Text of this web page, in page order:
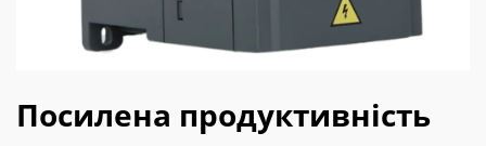
Посилена продуктивність